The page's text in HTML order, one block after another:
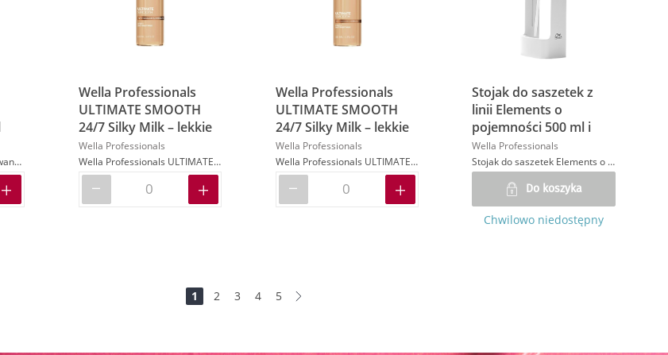
Odżywka do włosów farbowanych
Wella Professionals
ULTIMATE SMOOTH
24/7 Silky Milk – lekkie
mleczko wygładzające
do włosów, 100 ml
Wella Professionals
Wella Professionals ULTIMATE SMOOTH 24/7 Silky Milk – lekkie mleczko wygładzające do włosów, 100 ml
Wella Professionals
ULTIMATE SMOOTH
24/7 Silky Milk – lekkie
mleczko wygładzające
do włosów, 30 ml
Wella Professionals
Wella Professionals ULTIMATE SMOOTH 24/7 Silky Milk – lekkie mleczko wygładzające do włosów, 30 ml
Stojak do saszetek z
linii Elements o
pojemności 500 ml i
1000 ml
Wella Professionals
Stojak do saszetek Elements o pojemności 500 i 1000 ml
Do koszyka
Chwilowo niedostępny
Strona
Jesteś na stronie
1 Strona
2 Strona
3 Strona
4 Strona
5